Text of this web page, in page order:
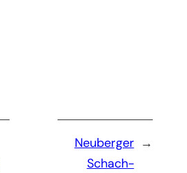
→
Neuberger
Schach-